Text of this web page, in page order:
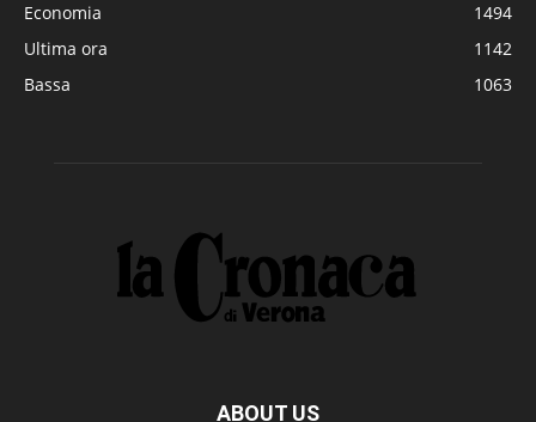
Economia
1494
Ultima ora
1142
Bassa
1063
ABOUT US